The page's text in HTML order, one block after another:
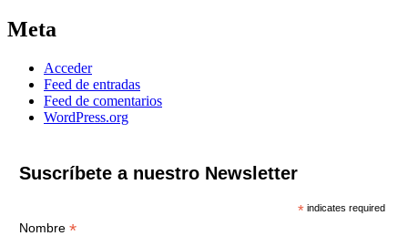
Meta
Acceder
Feed de entradas
Feed de comentarios
WordPress.org
Suscríbete a nuestro Newsletter
* indicates required
Nombre *